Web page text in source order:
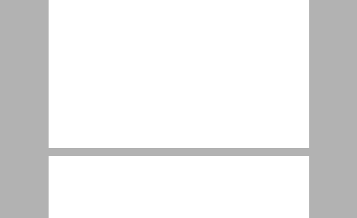
1.5 חיישני-אור ... 15